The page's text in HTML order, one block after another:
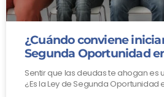
¿Cuándo conviene
Segunda Oportunidad
Sentir que las deudas te ahogan es
¿Es la Ley de Segunda Oportunidad